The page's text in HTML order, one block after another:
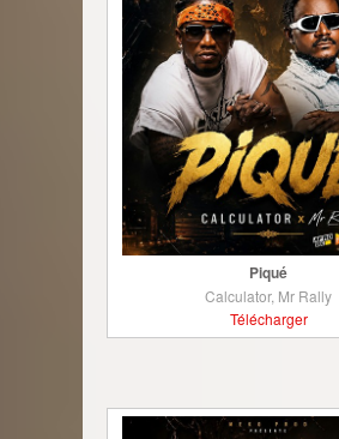
Piqué
Calculator, Mr Rally
Télécharger